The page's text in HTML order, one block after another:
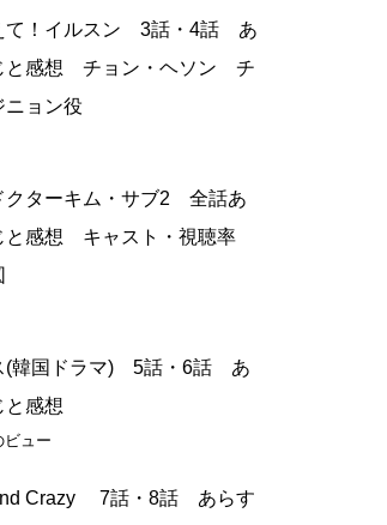
て！イルスン 3話・4話 あ
と感想 チョン・ヘソン チ
ニョン役
クターキム・サブ2 全話あ
と感想 キャスト・視聴率
(韓国ドラマ) 5話・6話 あ
と感想
ビュー
Crazy 7話・8話 あらす